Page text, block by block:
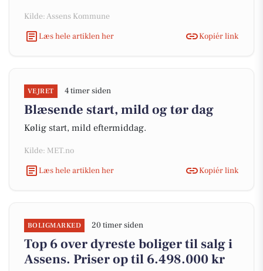
Kilde: Assens Kommune
Læs hele artiklen her
Kopiér link
VEJRET 4 timer siden
Blæsende start, mild og tør dag
Kølig start, mild eftermiddag.
Kilde: MET.no
Læs hele artiklen her
Kopiér link
BOLIGMARKED 20 timer siden
Top 6 over dyreste boliger til salg i
Assens. Priser op til 6.498.000 kr